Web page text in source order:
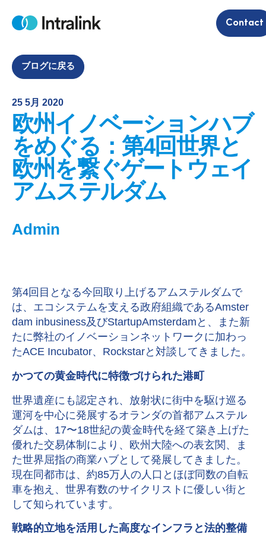
H
e
Contact
ブログに戻る
25 5月 2020
欧州イノベーションハブ
をめぐる：第4回世界と
欧州を繋ぐゲートウェイ
アムステルダム
Admin
第4回目となる今回取り上げるアムステルダムで
は、エコシステムを支える政府組織であるAmster
dam inbusiness及びStartupAmsterdamと、また新
たに弊社のイノベーションネットワークに加わっ
たACE Incubator、Rockstarと対談してきました。
かつての黄金時代に特徴づけられた港町
世界遺産にも認定され、放射状に街中を駆け巡る
運河を中心に発展するオランダの首都アムステル
ダムは、17〜18世紀の黄金時代を経て築き上げた
優れた交易体制により、欧州大陸への表玄関、ま
た世界屈指の商業ハブとして発展してきました。
現在同都市は、約85万人の人口とほぼ同数の自転
車を抱え、世界有数のサイクリストに優しい街と
して知られています。
戦略的立地を活用した高度なインフラと法的整備